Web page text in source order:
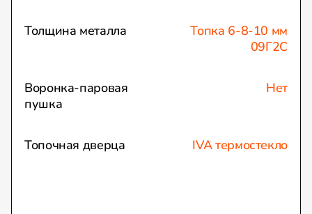
Толщина металла
Топка 6-8-10 мм
09Г2С
Воронка-паровая
пушка
Нет
Топочная дверца IVA термостекло